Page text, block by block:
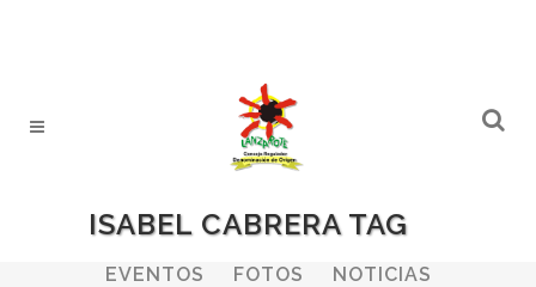
ISABEL CABRERA TAG
ALL BODEGAS
BOLETINES
EVENTOS
FOTOS
NOTICIAS